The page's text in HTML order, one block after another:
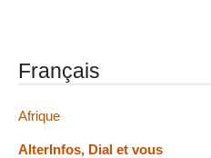
Français
Afrique
AlterInfos, Dial et vous